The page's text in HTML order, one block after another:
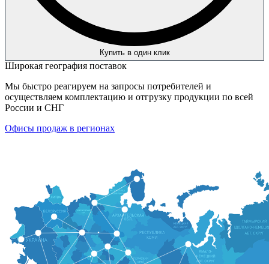
Купить в один клик
Широкая география поставок
Мы быстро реагируем на запросы потребителей и
осуществляем комплектацию и отгрузку продукции по всей
России и СНГ
Офисы продаж в регионах